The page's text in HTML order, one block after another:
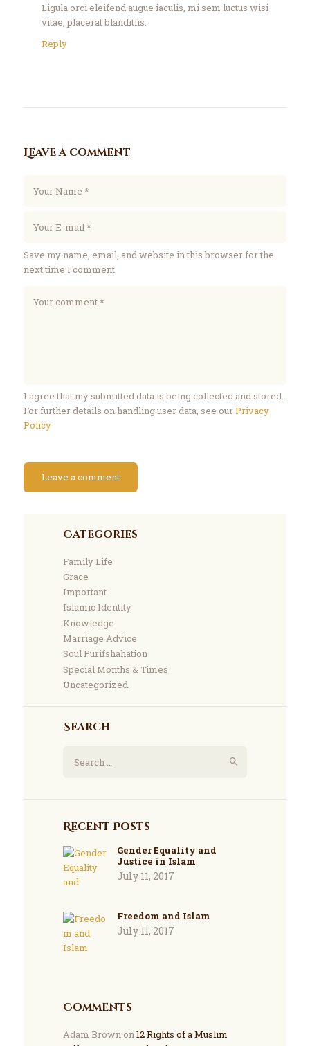
Ligula orci eleifend augue iaculis, mi sem luctus wisi
vitae, placerat blanditiis.
Reply
Leave a comment
Save my name, email, and website in this browser for the
next time I comment.
I agree that my submitted data is being collected and stored.
For further details on handling user data, see ourPrivacy
Policy
Categories
Family Life
Grace
Important
Islamic Identity
Knowledge
Marriage Advice
Soul Purifshahation
Special Months & Times
Uncategorized
Search
Recent Posts
Gender Equality and
Justice in Islam
July 11, 2017
Freedom and Islam
July 11, 2017
Comments
Adam Brownon12 Rights of a Muslim